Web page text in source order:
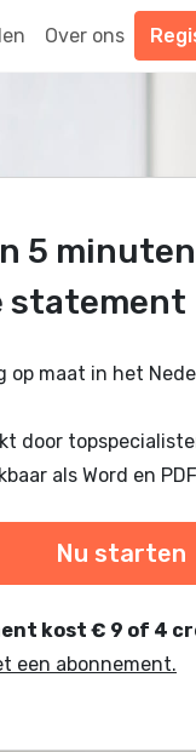
Over ons
5
statement
op maat in het
door
als Word en
Nu starten
kost € 9 of 4
een abonnement.